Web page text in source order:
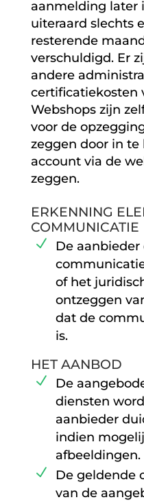
aanmelding later
uiteraard slechts
resterende
verschuldigd. Er
andere
certificatiekosten
Webshops zijn
voor de
zeggen door in
account via de
zeggen.
ERKENNING
COMMUNICATIE
De
of het
ontzeggen
dat de
is.
HET AANBOD
De
diensten
aanbieder
indien
afbeeldingen.
De geldende
van de